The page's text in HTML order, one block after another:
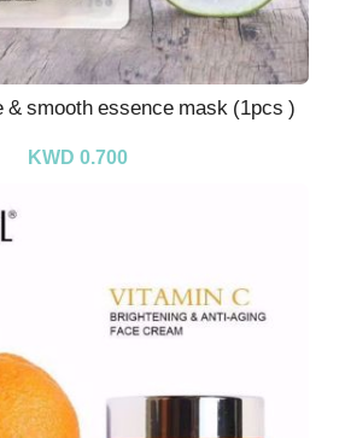
& smooth essence mask (1pcs )
KWD 0.700